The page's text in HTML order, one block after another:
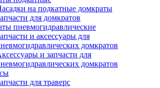
на подкатные домкраты
для домкратов
пневмогидравлические
и аксессуары для
домкратов
и запчасти для
домкратов
для траверс